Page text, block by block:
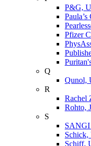
P&G,
Pfizer
Q
Qunol,
R
Rachel
Rohto,
S
SANGI
Schick,
Schiff,